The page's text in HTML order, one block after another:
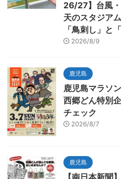
26/27】台風
天のスタジア
「鳥刺し」と
2026/8/9
鹿児島
鹿児島マラソ
西郷どん特別
チェック
2026/8/7
鹿児島
【南日本新聞